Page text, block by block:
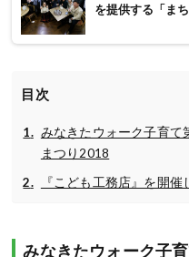
を提供する「ま
目次
みなきたウォーク子育て
まつり2018
『こども工務店』を開催
みなきたウォーク子